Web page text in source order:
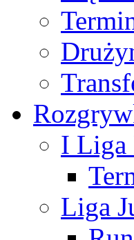
I Liga
Liga